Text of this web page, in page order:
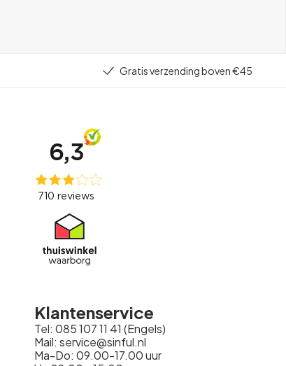
Gratis verzending boven €45
Klantenservice
Tel: 085 107 11 41 (Engels)
Mail: service@sinful.nl
Ma-Do: 09.00-17.00 uur